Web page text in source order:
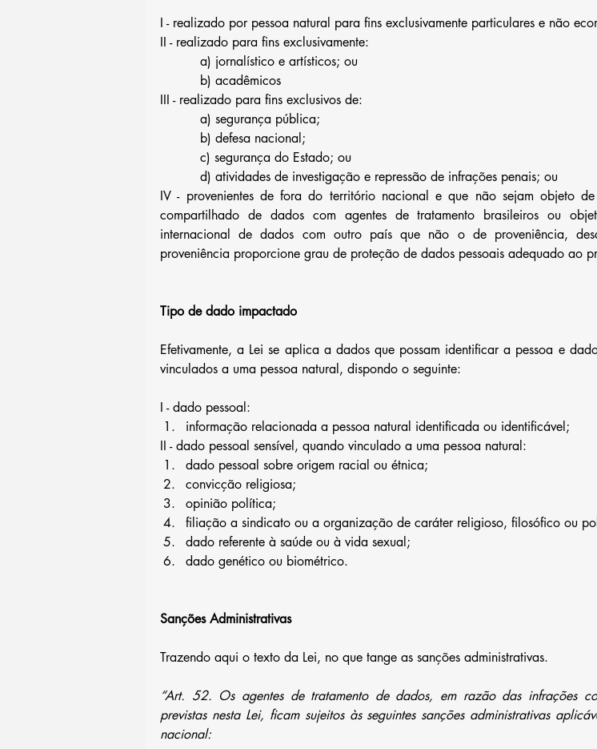
I - realizado por pessoa natural para fins exclusivamente particulares e não
II - realizado para fins exclusivamente:
          a) jornalístico e artísticos; ou
          b) acadêmicos
III - realizado para fins exclusivos de:
          a) segurança pública;
          b) defesa nacional;
          c) segurança do Estado; ou
          d) atividades de investigação e repressão de infrações penais; ou
IV - provenientes de fora do território nacional e que não sejam objeto
compartilhado de dados com agentes de tratamento brasileiros ou
internacional de dados com outro país que não o de proveniência,
proveniência proporcione grau de proteção de dados pessoais adequado ao
Tipo de dado impactado
Efetivamente, a Lei se aplica a dados que possam identificar a pessoa e
vinculados a uma pessoa natural, dispondo o seguinte:
I - dado pessoal:
informação relacionada a pessoa natural identificada ou identificável;
II - dado pessoal sensível, quando vinculado a uma pessoa natural:
dado pessoal sobre origem racial ou étnica;
convicção religiosa;
opinião política;
filiação a sindicato ou a organização de caráter religioso, filosófico ou
dado referente à saúde ou à vida sexual;
dado genético ou biométrico.
Sanções Administrativas
Trazendo aqui o texto da Lei, no que tange as sanções administrativas.
“Art. 52. Os agentes de tratamento de dados, em razão das infrações
previstas nesta Lei, ficam sujeitos às seguintes sanções administrativas
nacional: